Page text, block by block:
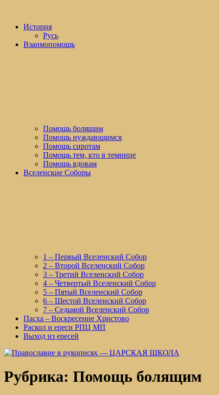
История
Русь
Взаимопомощь
Помощь болящим
Помощь нуждающимся
Помощь сиротам
Помощь тем, кто в темнице
Помощь вдовам
Вселенские Соборы
1 – Первый Вселенский Собор
2 – Второй Вселенский Собор
3 – Третий Вселенский Собор
4 – Четвертый Вселенский Собор
5 – Пятый Вселенский Собор
6 – Шестой Вселенский Собор
7 – Седьмой Вселенский Собор
Пасха – Воскресение Христово
Раскол и ереси РПЦ МП
Выход из ересей
Рубрика: Помощь болящим